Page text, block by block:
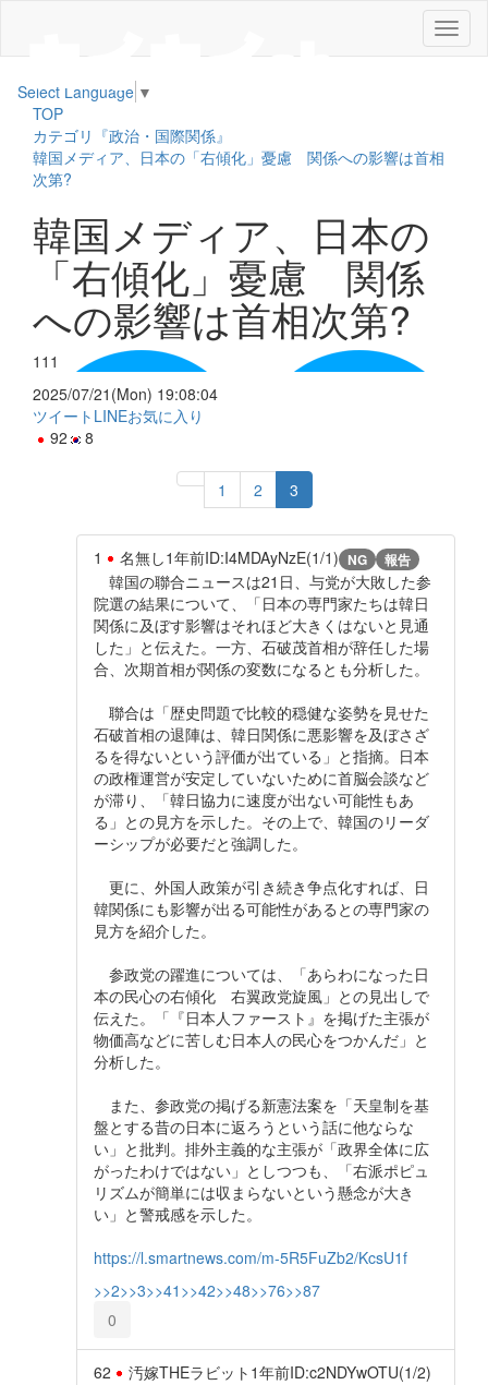
メ
ニ
Select Language ▼
TOP
カテゴリ『政治・国際関係』
韓国メディア、日本の「右傾化」憂慮 関係への影響は首相
次第?
韓国メディア、日本の
「右傾化」憂慮 関係
への影響は首相次第?
111
2025/07/21(Mon) 19:08:04
ツイート LINEお気に入り
92
8
1 2 3
1 名無し1年前ID:I4MDAyNzE(1/1) NG 報告
韓国の聯合ニュースは21日、与党が大敗した参
院選の結果について、「日本の専門家たちは韓日
関係に及ぼす影響はそれほど大きくはないと見通
した」と伝えた。一方、石破茂首相が辞任した場
合、次期首相が関係の変数になるとも分析した。
聯合は「歴史問題で比較的穏健な姿勢を見せた
石破首相の退陣は、韓日関係に悪影響を及ぼさざ
るを得ないという評価が出ている」と指摘。日本
の政権運営が安定していないために首脳会談など
が滞り、「韓日協力に速度が出ない可能性もあ
る」との見方を示した。その上で、韓国のリーダ
ーシップが必要だと強調した。
更に、外国人政策が引き続き争点化すれば、日
韓関係にも影響が出る可能性があるとの専門家の
見方を紹介した。
参政党の躍進については、「あらわになった日
本の民心の右傾化 右翼政党旋風」との見出しで
伝えた。「『日本人ファースト』を掲げた主張が
物価高などに苦しむ日本人の民心をつかんだ」と
分析した。
また、参政党の掲げる新憲法案を「天皇制を基
盤とする昔の日本に返ろうという話に他ならな
い」と批判。排外主義的な主張が「政界全体に広
がったわけではない」としつつも、「右派ポピュ
リズムが簡単には収まらないという懸念が大き
い」と警戒感を示した。
https://l.smartnews.com/m-5R5FuZb2/KcsU1f
>>2>>3>>41 >>42>>48>>76>>87
0
62 汚嫁THEラビット 1年前ID:c2NDYwOTU(1/2)